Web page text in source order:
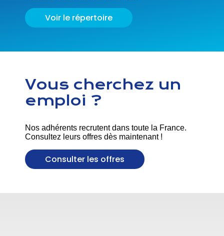
Vous cherchez un
emploi ?
Nos adhérents recrutent dans toute la France.
Consultez leurs offres dès maintenant !
Consulter les offres
Voir le répertoire